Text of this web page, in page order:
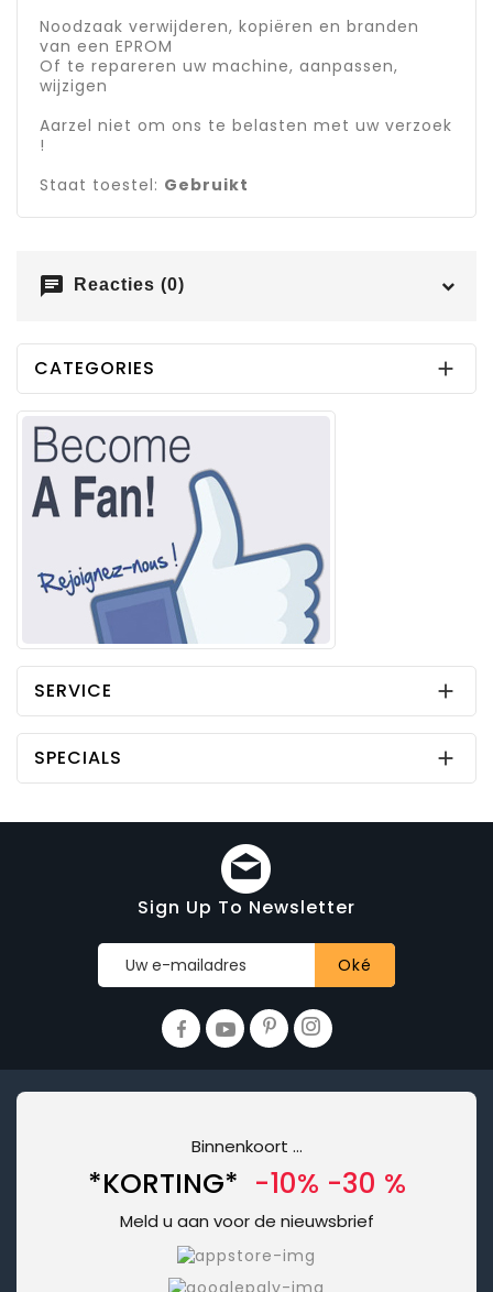
Noodzaak verwijderen, kopiëren en branden
van een EPROM
Of te repareren uw machine, aanpassen,
wijzigen
Aarzel niet om ons te belasten met uw verzoek
!
Staat toestel: Gebruikt
chat Reacties (0)
CATEGORIES 
SERVICE 
SPECIALS 
Sign Up To Newsletter
Binnenkoort ...
*KORTING* -10% -30 %
Meld u aan voor de nieuwsbrief